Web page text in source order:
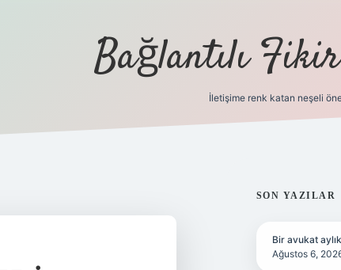
Bağlantılı
İletişime renk katan neşeli
SON YAZILAR
Bir avukat
Ağustos 6,